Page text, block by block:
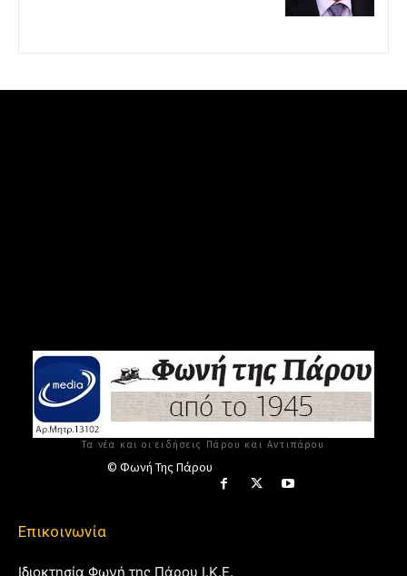
Τα νέα και οι ειδήσεις Πάρου και Αντιπάρου
© Φωνή Της Πάρου
Επικοινωνία
Ιδιοκτησία Φωνή της Πάρου Ι.Κ.Ε.